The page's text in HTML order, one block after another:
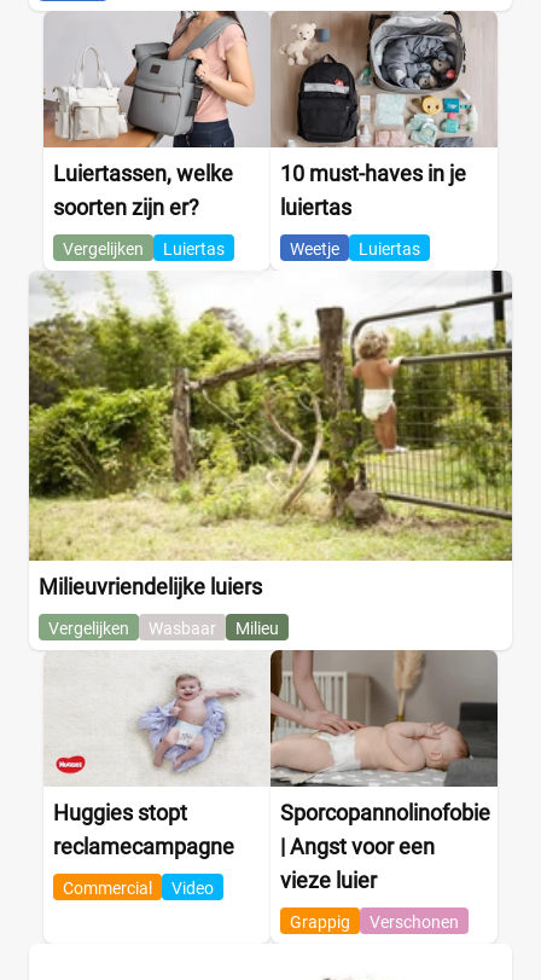
Luiertassen, welke
soorten zijn er?
Vergelijken Luiertas
10 must-haves in je
luiertas
Weetje Luiertas
Milieuvriendelijke luiers
Vergelijken Wasbaar Milieu
Huggies stopt
reclamecampagne
Commercial Video
Sporcopannolinofobie
| Angst voor een
vieze luier
Grappig Verschonen